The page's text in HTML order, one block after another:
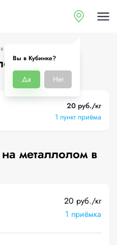
Вы в Кубинке?
Да Нет
в Кубинке
20 руб./кг
1 пункт приёма
металлолом в
20 руб./кг
1 приёмка